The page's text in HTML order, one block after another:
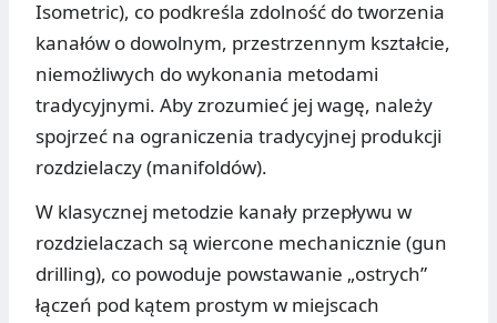
Isometric), co podkreśla zdolność do tworzenia
kanałów o dowolnym, przestrzennym kształcie,
niemożliwych do wykonania metodami
tradycyjnymi. Aby zrozumieć jej wagę, należy
spojrzeć na ograniczenia tradycyjnej produkcji
rozdzielaczy (manifoldów).
W klasycznej metodzie kanały przepływu w
rozdzielaczach są wiercone mechanicznie (gun
drilling), co powoduje powstawanie „ostrych”
łączeń pod kątem prostym w miejscach